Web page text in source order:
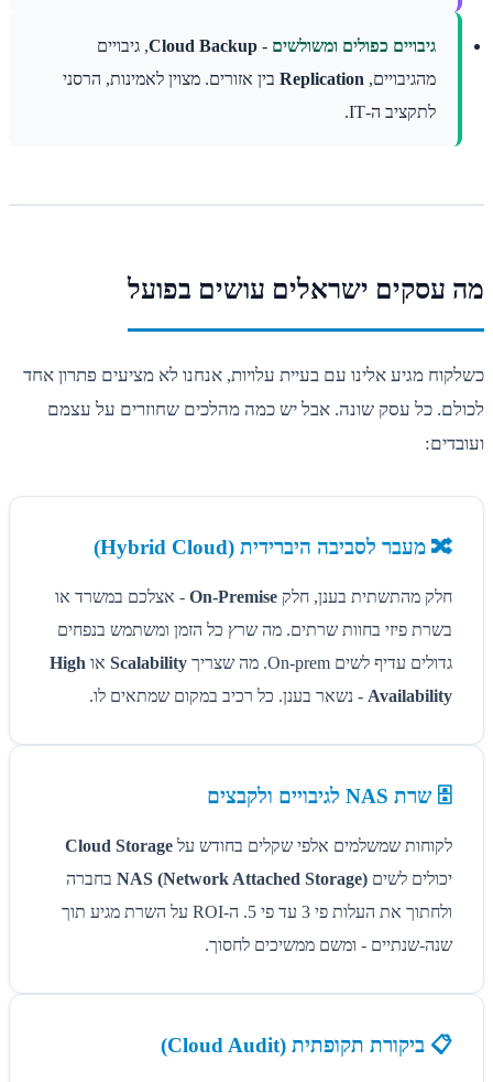
גיבויים כפולים ומשולשים -
Cloud Backup, גיבויים
מהגיבויים, Replication בין אזורים. מצוין לאמינות, הרסני
לתקציב ה-IT.
מה עסקים ישראלים עושים בפועל
כשלקוח מגיע אלינו עם בעיית עלויות, אנחנו לא מציעים פתרון אחד
לכולם. כל עסק שונה. אבל יש כמה מהלכים שחוזרים על עצמם
ועובדים:
🔀 מעבר לסביבה היברידית (Hybrid Cloud)
חלק מהתשתית בענן, חלק On-Premise - אצלכם במשרד או
בשרת פיזי בחוות שרתים. מה שרץ כל הזמן ומשתמש בנפחים
גדולים עדיף לשים On-prem. מה שצריך
Scalability או High
Availability - נשאר בענן. כל רכיב במקום שמתאים לו.
🗄️ שרת NAS לגיבויים ולקבצים
לקוחות שמשלמים אלפי שקלים בחודש על Cloud Storage
יכולים לשים NAS (Network Attached Storage) בחברה
ולחתוך את העלות פי 3 עד פי 5. ה-ROI על השרת מגיע תוך
שנה-שנתיים - ומשם ממשיכים לחסוך.
📋 ביקורת תקופתית (Cloud Audit)